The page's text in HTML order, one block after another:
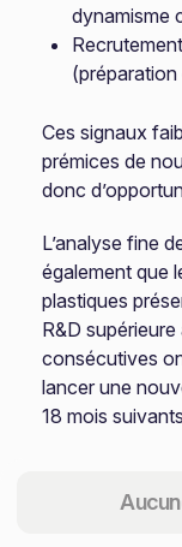
dynamisme
Ces signaux
prémices de
donc
L’analyse fine
également que
plastiques
R&D
consécutives
lancer une
18 mois